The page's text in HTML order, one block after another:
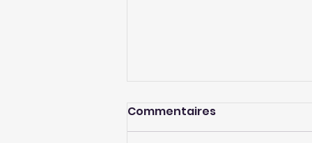
Commentaires